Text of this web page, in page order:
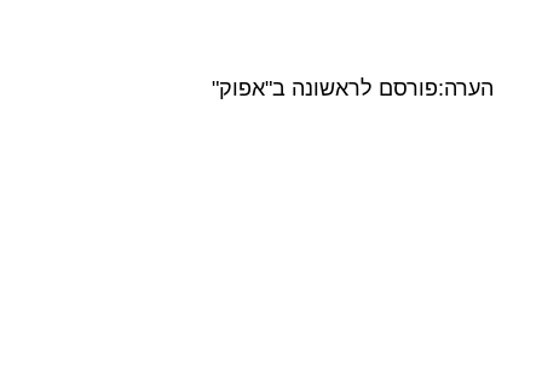
הערה:פורסם לראשונה ב"אפוק"